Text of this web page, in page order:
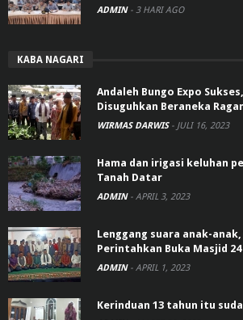
ADMIN - 3 HARI AGO
KABA NAGARI
Andaleh Bungo Expo
Disuguhkan Beraneka
WIRMAS DARWIS - JULI 16, 2023
Hama dan irigasi keluhan
Tanah Datar
ADMIN - APRIL 3, 2023
Lenggang suara anak-anak,
Perintahkan Buka Masjid 24
ADMIN - APRIL 1, 2023
Kerinduan 13 tahun itu